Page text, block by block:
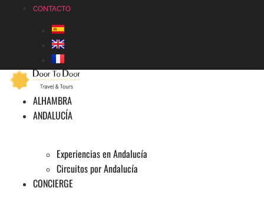
CONTACTO
ALHAMBRA
ANDALUCÍA
Experiencias en Andalucía
Circuitos por Andalucía
CONCIERGE